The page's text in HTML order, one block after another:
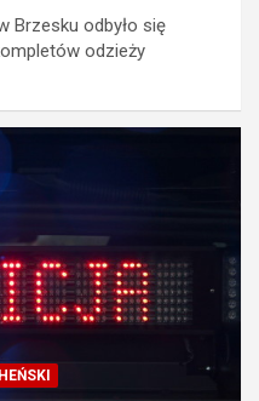
Brzesku odbyło się
odzieży